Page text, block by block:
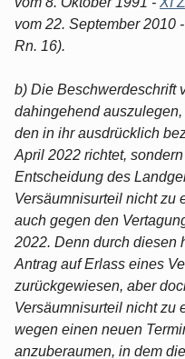
vom 22. September 2010 -
Rn. 16).
b) Die Beschwerdeschrift
dahingehend
den in ihr ausdrücklich
April 2022 richtet,
Entscheidung des
Versäumnisurteil nicht zu
auch gegen den
2022. Denn durch diesen
Antrag auf Erlass eines
zurückgewiesen, aber
Versäumnisurteil nicht zu
wegen einen neuen
anzuberaumen, in dem